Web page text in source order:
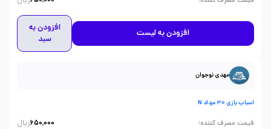
افزودن به لیست
افزودن به
سبد
مهدی نوجوان
اسباب بازی 30 مرداد N
قیمت مصرف کننده:
650,000ریال